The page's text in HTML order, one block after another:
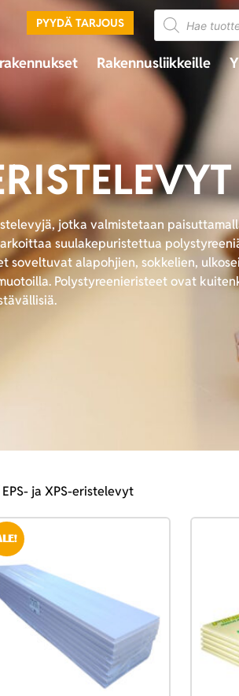
PYYDÄ TARJOUS
Rakennusliikkeille
jotka valmistetaan
suulakepuristettua
alapohjien, sokkelien,
Polystyreenieristeet ovat
ja XPS-eristelevyt